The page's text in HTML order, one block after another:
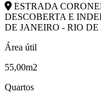
ESTRADA
DESCOBERTA E
DE JANEIRO - RIO DE
Área útil
55,00m2
Quartos